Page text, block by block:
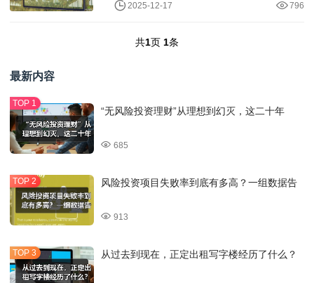
2025-12-17 796
共1页 1条
最新内容
“无风险投资理财”从理想到幻灭，这二十年
685
风险投资项目失败率到底有多高？一组数据告
913
从过去到现在，正定出租写字楼经历了什么？